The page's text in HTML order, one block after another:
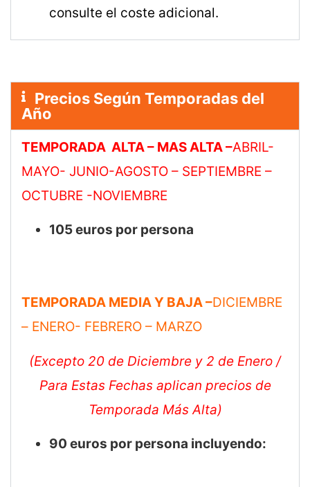
consulte el coste adicional.
Precios Según Temporadas del
Año
TEMPORADA ALTA – MAS ALTA –ABRIL-
MAYO- JUNIO-AGOSTO – SEPTIEMBRE –
OCTUBRE -NOVIEMBRE
105 euros por persona
TEMPORADA MEDIA Y BAJA –DICIEMBRE
– ENERO- FEBRERO – MARZO
(Excepto 20 de Diciembre y 2 de Enero /
Para Estas Fechas aplican precios de
Temporada Más Alta)
90 euros por persona incluyendo: